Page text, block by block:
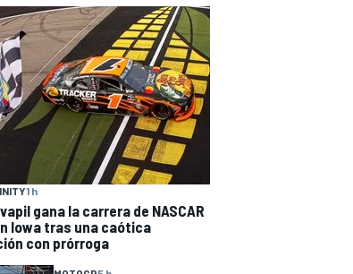
1 h
gana la carrera de NASCAR
Iowa tras una caótica
con prórroga